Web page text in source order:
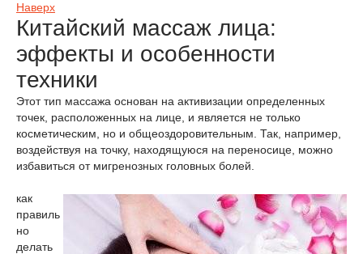
Наверх
Китайский массаж лица:
эффекты и особенности
техники
Этот тип массажа основан на активизации определенных
точек, расположенных на лице, и является не только
косметическим, но и общеоздоровительным. Так, например,
воздействуя на точку, находящуюся на переносице, можно
избавиться от мигренозных головных болей.
как
правиль
но
делать